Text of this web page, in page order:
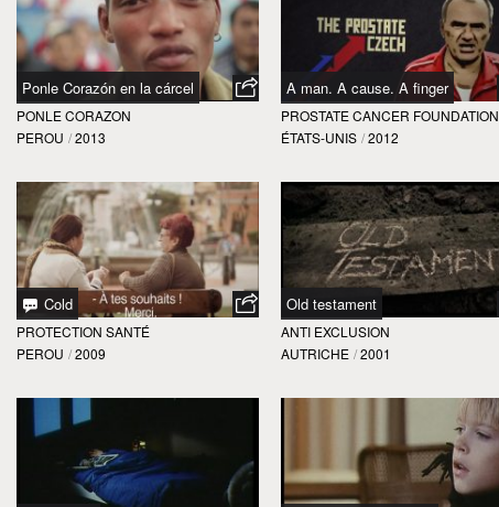
Ponle Corazón en la cárcel
PONLE CORAZON
PEROU / 2013
A man. A cause. A finger
PROSTATE CANCER FOUNDATION
ÉTATS-UNIS / 2012
Cold
PROTECTION SANTÉ
PEROU / 2009
Old testament
ANTI EXCLUSION
AUTRICHE / 2001